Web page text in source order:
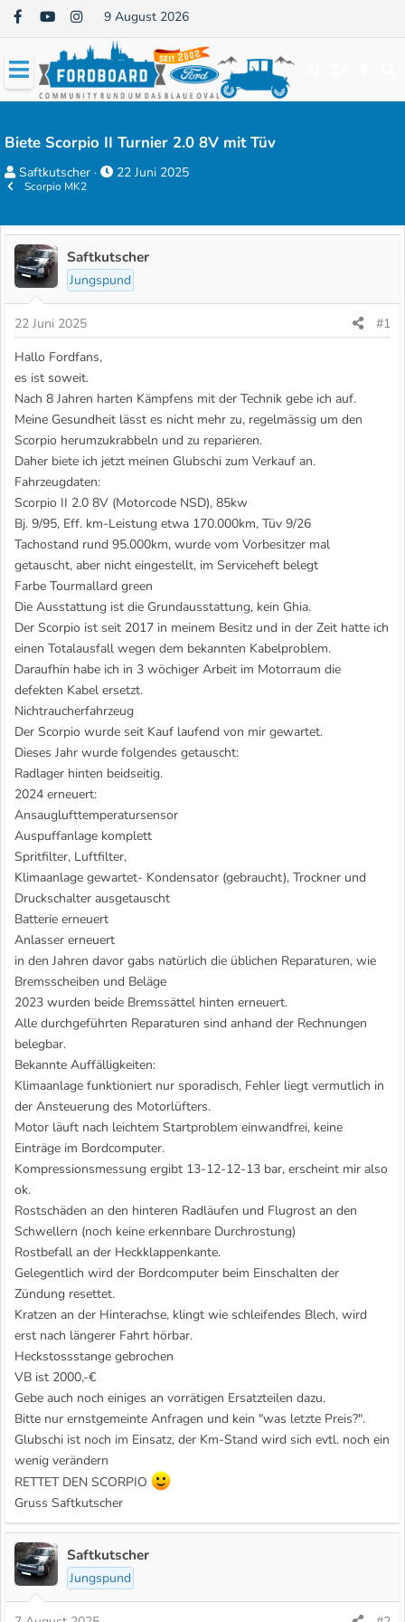
9 August 2026
Biete Scorpio II Turnier 2.0 8V mit Tüv
E
t
e
l
e
r
Saftkutscher
E
t
e
l
l
a
22 Juni 2025
Scorpio MK2
Saftkutscher
Jungspund
22 Juni 2025
#1
Hallo Fordfans,
es ist soweit.
Nach 8 Jahren harten Kämpfens mit der Technik gebe ich auf.
Meine Gesundheit lässt es nicht mehr zu, regelmässig um den
Scorpio herumzukrabbeln und zu reparieren.
Daher biete ich jetzt meinen Glubschi zum Verkauf an.
Fahrzeugdaten:
Scorpio II 2.0 8V (Motorcode NSD), 85kw
Bj. 9/95, Eff. km-Leistung etwa 170.000km, Tüv 9/26
Tachostand rund 95.000km, wurde vom Vorbesitzer mal
getauscht, aber nicht eingestellt, im Serviceheft belegt
Farbe Tourmallard green
Die Ausstattung ist die Grundausstattung, kein Ghia.
Der Scorpio ist seit 2017 in meinem Besitz und in der Zeit hatte ich
einen Totalausfall wegen dem bekannten Kabelproblem.
Daraufhin habe ich in 3 wöchiger Arbeit im Motorraum die
defekten Kabel ersetzt.
Nichtraucherfahrzeug
Der Scorpio wurde seit Kauf laufend von mir gewartet.
Dieses Jahr wurde folgendes getauscht:
Radlager hinten beidseitig.
2024 erneuert:
Ansauglufttemperatursensor
Auspuffanlage komplett
Spritfilter, Luftfilter,
Klimaanlage gewartet- Kondensator (gebraucht), Trockner und
Druckschalter ausgetauscht
Batterie erneuert
Anlasser erneuert
in den Jahren davor gabs natürlich die üblichen Reparaturen, wie
Bremsscheiben und Beläge
2023 wurden beide Bremssättel hinten erneuert.
Alle durchgeführten Reparaturen sind anhand der Rechnungen
belegbar.
Bekannte Auffälligkeiten:
Klimaanlage funktioniert nur sporadisch, Fehler liegt vermutlich in
der Ansteuerung des Motorlüfters.
Motor läuft nach leichtem Startproblem einwandfrei, keine
Einträge im Bordcomputer.
Kompressionsmessung ergibt 13-12-12-13 bar, erscheint mir also
ok.
Rostschäden an den hinteren Radläufen und Flugrost an den
Schwellern (noch keine erkennbare Durchrostung)
Rostbefall an der Heckklappenkante.
Gelegentlich wird der Bordcomputer beim Einschalten der
Zündung resettet.
Kratzen an der Hinterachse, klingt wie schleifendes Blech, wird
erst nach längerer Fahrt hörbar.
Heckstossstange gebrochen
VB ist 2000,-€
Gebe auch noch einiges an vorrätigen Ersatzteilen dazu.
Bitte nur ernstgemeinte Anfragen und kein "was letzte Preis?".
Glubschi ist noch im Einsatz, der Km-Stand wird sich evtl. noch ein
wenig verändern
RETTET DEN SCORPIO
Gruss Saftkutscher
Saftkutscher
Jungspund